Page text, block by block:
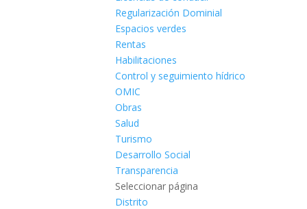
Regularización Dominial
Espacios verdes
Rentas
Habilitaciones
Control y seguimiento hídrico
OMIC
Obras
Salud
Turismo
Desarrollo Social
Transparencia
Seleccionar página
Distrito